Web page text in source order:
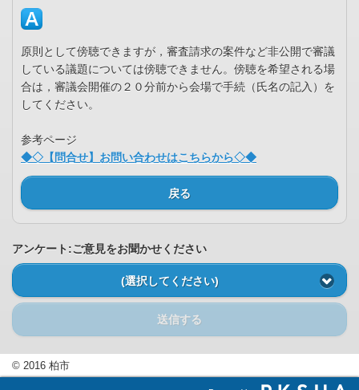
原則として傍聴できますが，審査請求の案件など非公開で審議
している議題については傍聴できません。傍聴を希望される場
合は，審議会開催の２０分前から会場で手続（氏名の記入）を
してください。
参考ページ
◆◇【問合せ】お問い合わせはこちらから◇◆
戻る
アンケート:ご意見をお聞かせください
(選択してください)
送信する
© 2016 柏市